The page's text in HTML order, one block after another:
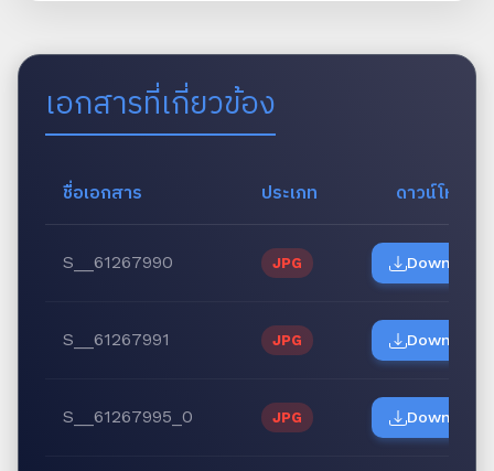
เอกสารที่เกี่ยวข้อง
ชื่อเอกสาร ประเภท ดาวน์โหลด
S__61267990 JPG Download
S__61267991 JPG Download
S__61267995_0 JPG Download